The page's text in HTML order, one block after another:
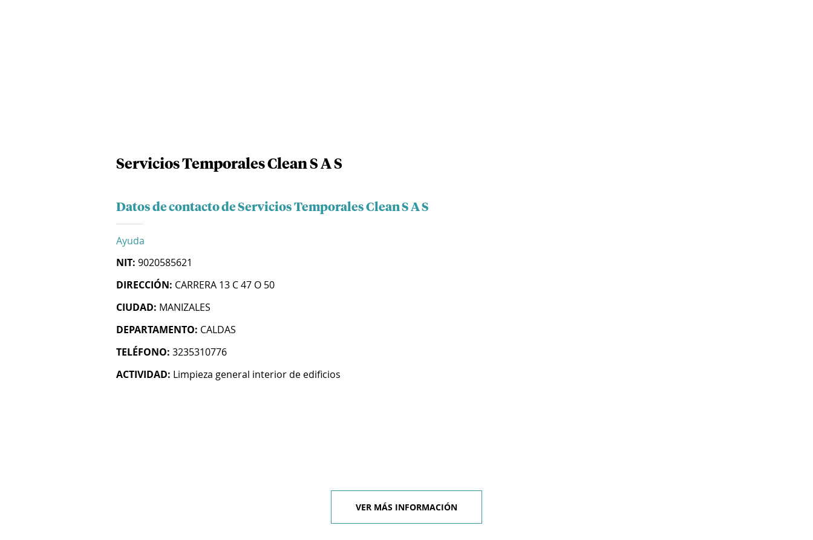
Servicios Temporales Clean S A S
Datos de contacto de Servicios Temporales Clean S A S
Ayuda
NIT: 9020585621
DIRECCIÓN: CARRERA 13 C 47 O 50
CIUDAD: MANIZALES
DEPARTAMENTO: CALDAS
TELÉFONO: 3235310776
ACTIVIDAD: Limpieza general interior de edificios
VER MÁS INFORMACIÓN